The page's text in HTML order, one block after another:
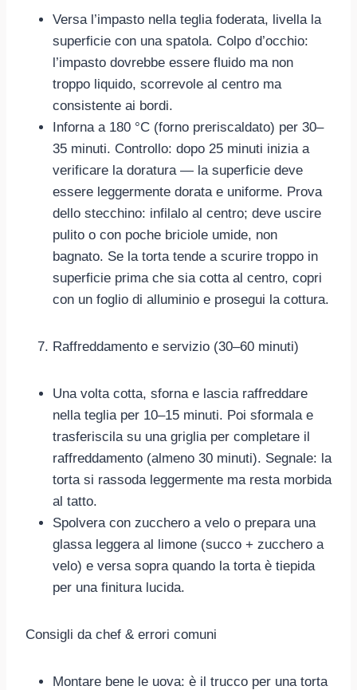
Versa l’impasto nella teglia foderata, livella la
superficie con una spatola. Colpo d’occhio:
l’impasto dovrebbe essere fluido ma non
troppo liquido, scorrevole al centro ma
consistente ai bordi.
Inforna a 180 °C (forno preriscaldato) per 30–
35 minuti. Controllo: dopo 25 minuti inizia a
verificare la doratura — la superficie deve
essere leggermente dorata e uniforme. Prova
dello stecchino: infilalo al centro; deve uscire
pulito o con poche briciole umide, non
bagnato. Se la torta tende a scurire troppo in
superficie prima che sia cotta al centro, copri
con un foglio di alluminio e prosegui la cottura.
Raffreddamento e servizio (30–60 minuti)
Una volta cotta, sforna e lascia raffreddare
nella teglia per 10–15 minuti. Poi sformala e
trasferiscila su una griglia per completare il
raffreddamento (almeno 30 minuti). Segnale: la
torta si rassoda leggermente ma resta morbida
al tatto.
Spolvera con zucchero a velo o prepara una
glassa leggera al limone (succo + zucchero a
velo) e versa sopra quando la torta è tiepida
per una finitura lucida.
Consigli da chef & errori comuni
Montare bene le uova: è il trucco per una torta